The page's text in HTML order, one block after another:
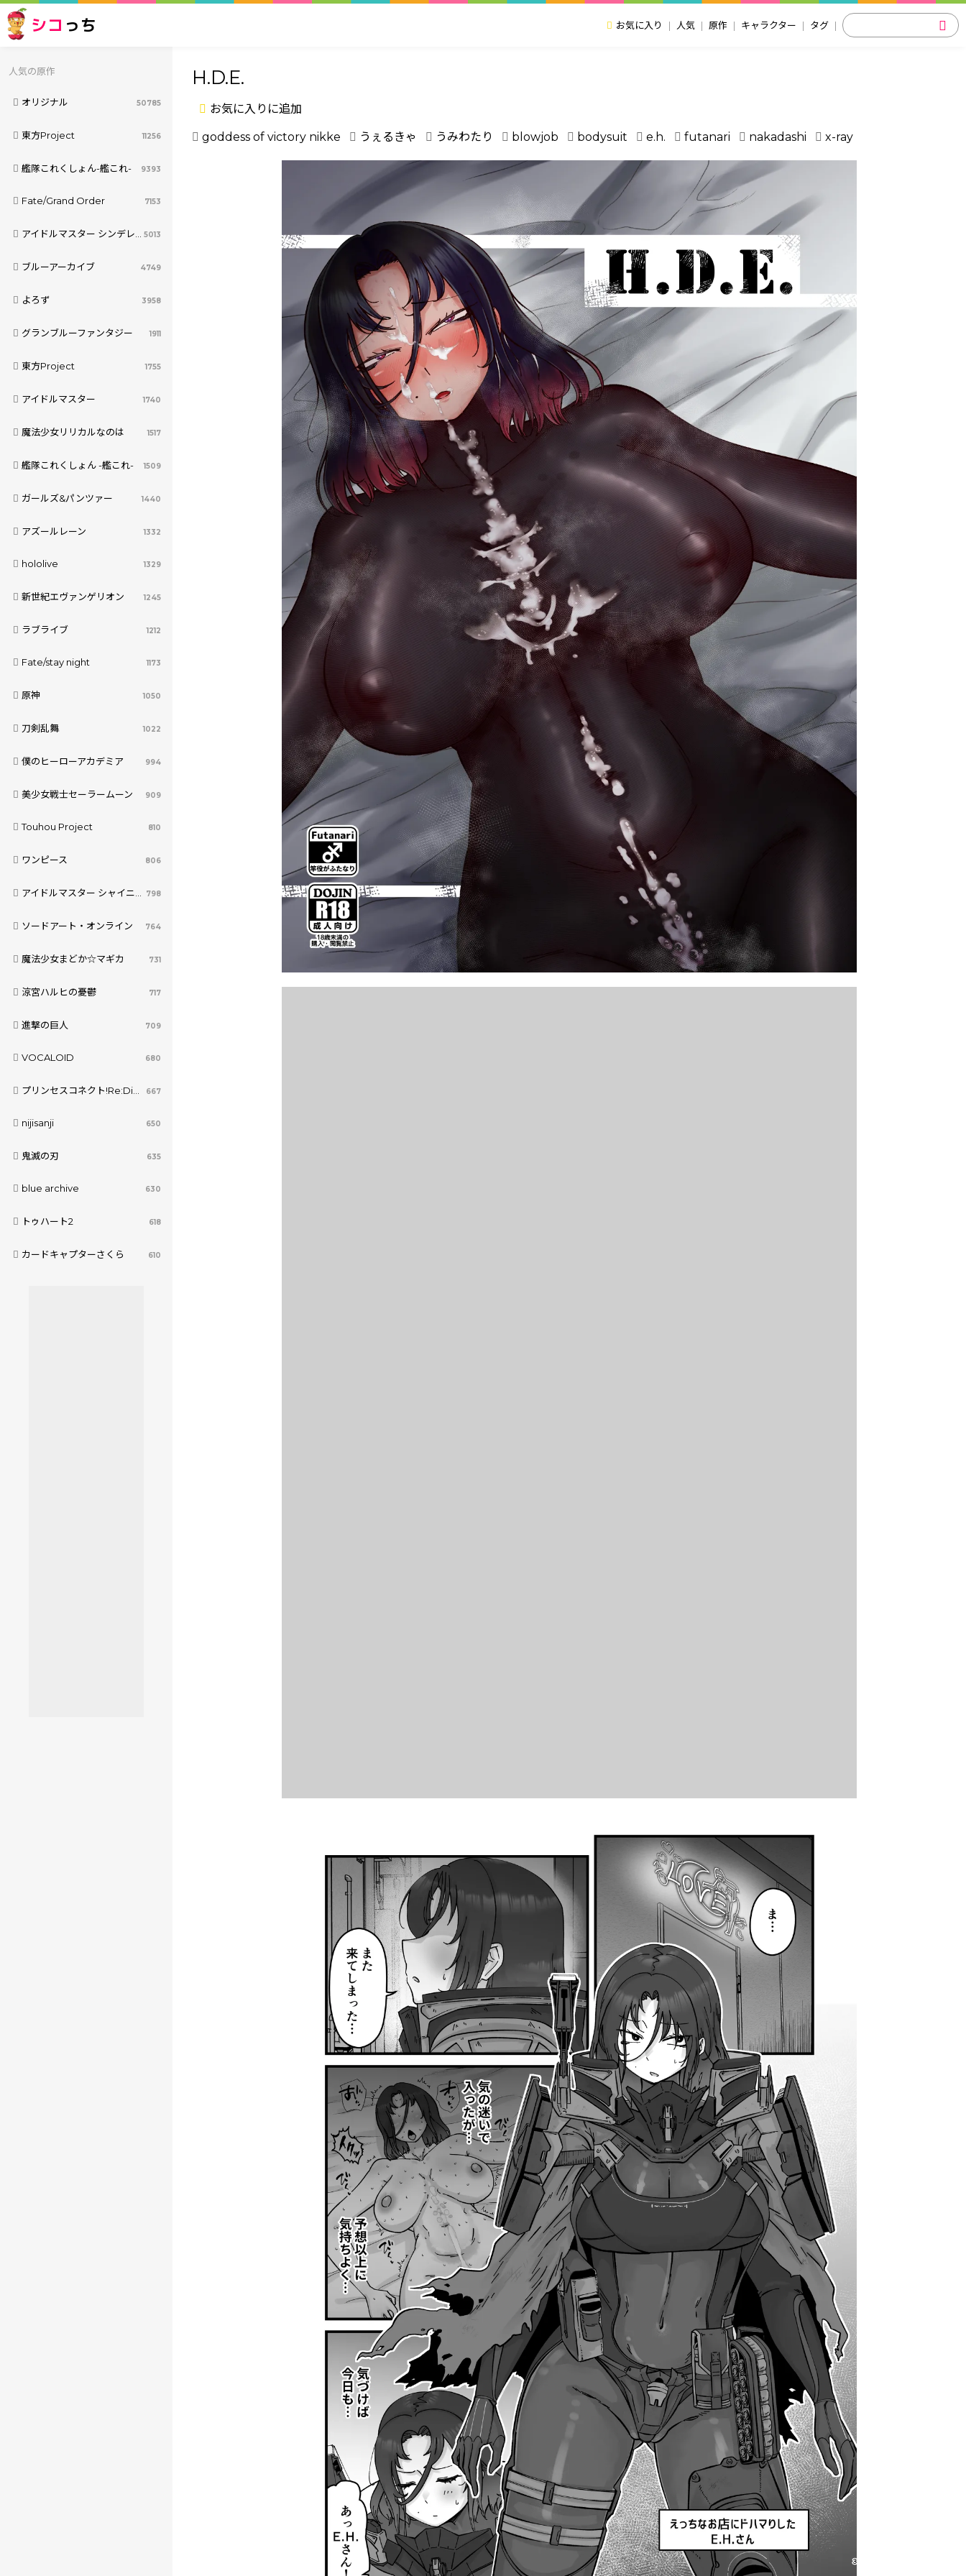
シコ っち お気に入り 人気 原作 キャラクター タグ
人気の原作
オリジナル 50785
東方Project 11256
艦隊これくしょん-艦これ- 9393
Fate/Grand Order 7153
アイドルマスター シンデレラガールズ 5013
ブルーアーカイブ 4749
よろず 3958
グランブルーファンタジー 1911
東方Project 1755
アイドルマスター 1740
魔法少女リリカルなのは 1517
艦隊これくしょん -艦これ- 1509
ガールズ&パンツァー 1440
アズールレーン 1332
hololive 1329
新世紀エヴァンゲリオン 1245
ラブライブ 1212
Fate/stay night 1173
原神 1050
刀剣乱舞 1022
僕のヒーローアカデミア 994
美少女戦士セーラームーン 909
Touhou Project 810
ワンピース 806
アイドルマスター シャイニーカラーズ 798
ソードアート・オンライン 764
魔法少女まどか☆マギカ 731
涼宮ハルヒの憂鬱 717
進撃の巨人 709
VOCALOID 680
プリンセスコネクト!Re:Dive 667
nijisanji 650
鬼滅の刃 635
blue archive 630
トゥハート2 618
カードキャプターさくら 610
H.D.E.
お気に入りに追加
goddess of victory nikke うぇるきゃ うみわたり blowjob bodysuit e.h. futanari nakadashi x-ray